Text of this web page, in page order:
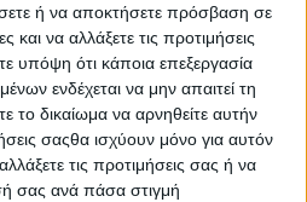
ή να αποκτήσετε πρόσβαση σε
και να αλλάξετε τις προτιμήσεις
υπόψη ότι κάποια επεξεργασία
ενδέχεται να μην απαιτεί τη
το δικαίωμα να αρνηθείτε αυτήν
σαςθα ισχύουν μόνο για αυτόν
τις προτιμήσεις σας ή να
σας ανά πάσα στιγμή